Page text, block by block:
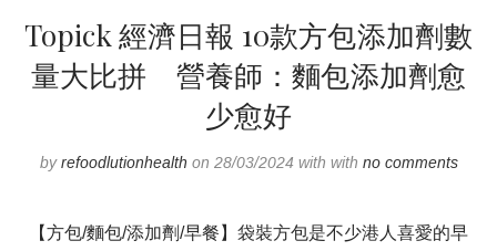
Topick 經濟日報 10款方包添加劑數
量大比拼 營養師：麵包添加劑愈
少愈好
byrefoodlutionhealth on 28/03/2024 with with no comments
【方包/麵包/添加劑/早餐】袋裝方包是不少港人喜愛的早